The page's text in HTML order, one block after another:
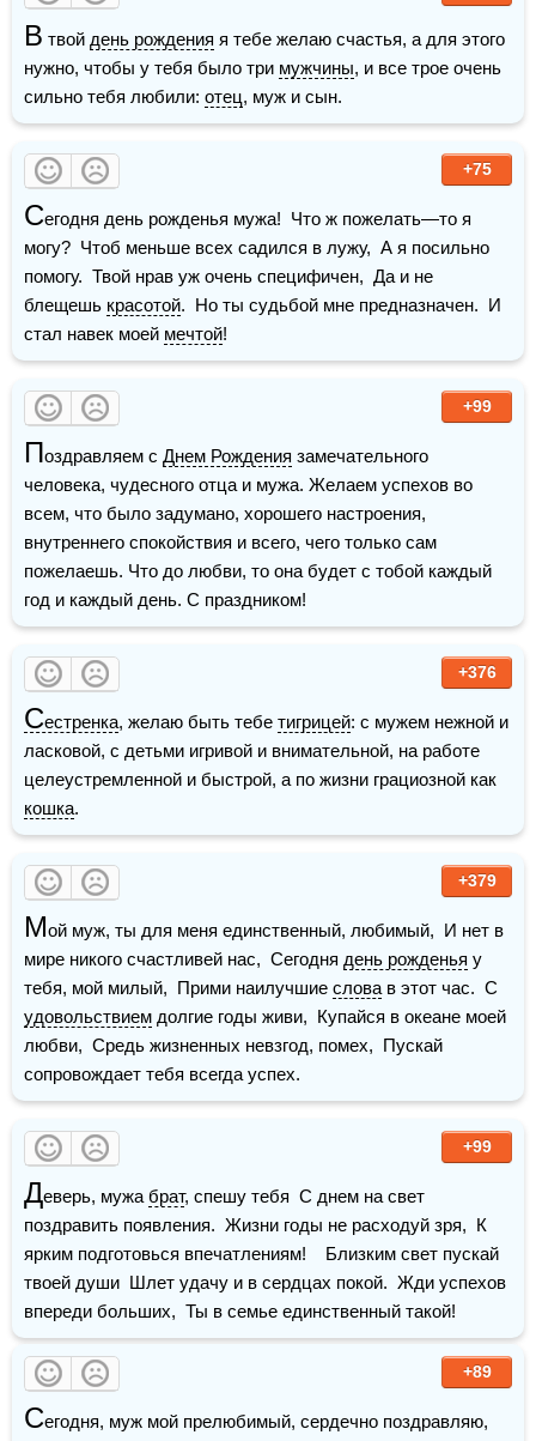
В твой день рождения я тебе желаю счастья, а для этого
нужно, чтобы у тебя было три мужчины, и все трое очень
сильно тебя любили: отец, муж и сын.
+75
Сегодня день рожденья мужа!  Что ж пожелать—то я
могу?  Чтоб меньше всех садился в лужу,  А я посильно
помогу.  Твой нрав уж очень специфичен,  Да и не
блещешь красотой.  Но ты судьбой мне предназначен.  И
стал навек моей мечтой!
+99
Поздравляем с Днем Рождения замечательного
человека, чудесного отца и мужа. Желаем успехов во
всем, что было задумано, хорошего настроения,
внутреннего спокойствия и всего, чего только сам
пожелаешь. Что до любви, то она будет с тобой каждый
год и каждый день. С праздником!
+376
Сестренка, желаю быть тебе тигрицей: с мужем нежной и
ласковой, с детьми игривой и внимательной, на работе
кошка.
+379
Мой муж, ты для меня единственный, любимый,  И нет в
мире никого счастливей нас,  Сегодня день рожденья у
тебя, мой милый,  Прими наилучшие слова
удовольствием долгие годы живи,  Купайся в океане моей
любви,  Средь жизненных невзгод, помех,  Пускай
сопровождает тебя всегда успех.
+99
Деверь, мужа брат, спешу тебя  С днем на свет
поздравить появления.  Жизни годы не расходуй зря,  К
ярким подготовься впечатлениям!    Близким свет пускай
твоей души  Шлет удачу и в сердцах покой.  Жди успехов
впереди больших,  Ты в семье единственный такой!
+89
Сегодня, муж мой прелюбимый, сердечно поздравляю,